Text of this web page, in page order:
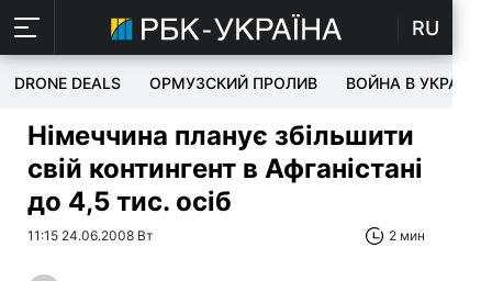
RU
DRONE DEALS ОРМУЗСКИЙ ПРОЛИВ ВОЙНА В УКРАИНЕ
Німеччина планує збільшити
свій контингент в Афганістані
до 4,5 тис. осіб
11:15 24.06.2008 Вт 2 мин